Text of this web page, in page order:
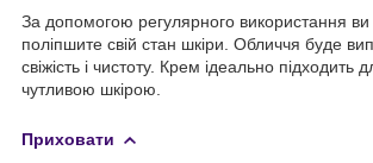
За допомогою регулярного використання ви
поліпшите свій стан шкіри. Обличчя буде
свіжість і чистоту. Крем ідеально підходить
чутливою шкірою.
Приховати